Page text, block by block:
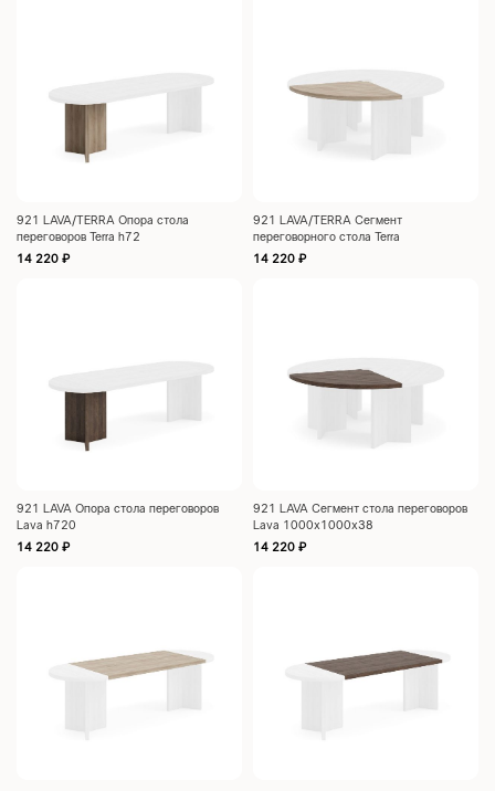
921 LAVA/TERRA Опора стола
переговоров Terra h72
14 220 ₽
921 LAVA/TERRA Сегмент
переговорного стола Terra
1000x1000x38
14 220 ₽
921 LAVA Опора стола переговоров
Lava h720
14 220 ₽
921 LAVA Сегмент стола переговоров
Lava 1000x1000x38
14 220 ₽